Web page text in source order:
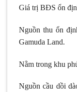
Giá trị BĐS ổn
Nguồn thu ổn
Gamuda Land.
Nằm trong khu
Nguồn cầu dồi